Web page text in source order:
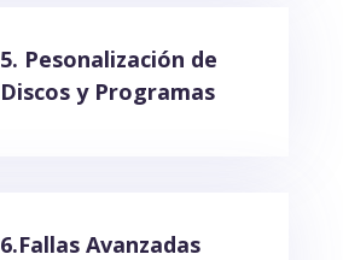
5. Pesonalización de
Discos y Programas
6.Fallas Avanzadas